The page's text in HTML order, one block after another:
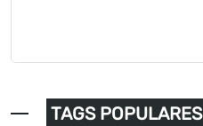
TAGS POPULARES